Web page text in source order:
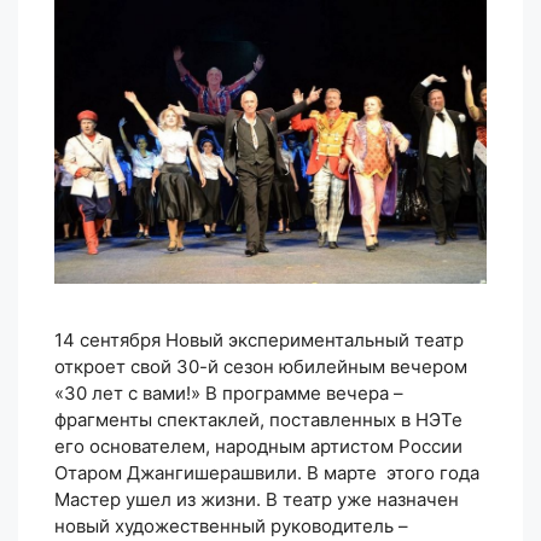
14 сентября Новый экспериментальный театр
откроет свой 30-й сезон юбилейным вечером
«30 лет с вами!» В программе вечера –
фрагменты спектаклей, поставленных в НЭТе
его основателем, народным артистом России
Отаром Джангишерашвили. В марте этого года
Мастер ушел из жизни. В театр уже назначен
новый художественный руководитель –